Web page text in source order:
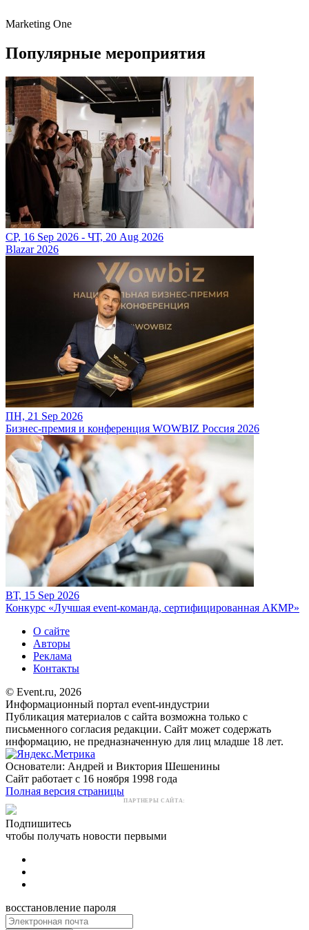
Marketing One
Популярные мероприятия
СР, 16 Sep 2026 - ЧТ, 20 Aug 2026
Blazar 2026
ПН, 21 Sep 2026
Бизнес-премия и конференция WOWBIZ Россия 2026
ВТ, 15 Sep 2026
Конкурс «Лучшая event-команда, сертифицированная АКМР»
О сайте
Авторы
Реклама
Контакты
© Event.ru, 2026
Информационный портал event-индустрии
Публикация материалов с сайта возможна только с
письменного согласия редакции. Сайт может содержать
информацию, не предназначенную для лиц младше 18 лет.
Основатели: Андрей и Виктория Шешенины
Сайт работает с 16 ноября 1998 года
Полная версия страницы
ПАРТНЕРЫ САЙТА:
Подпишитесь
чтобы получать новости первыми
восстановление пароля